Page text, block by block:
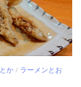
か / ラーメンとお